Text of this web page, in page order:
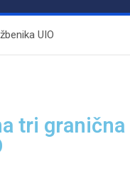
UIO
tri granična